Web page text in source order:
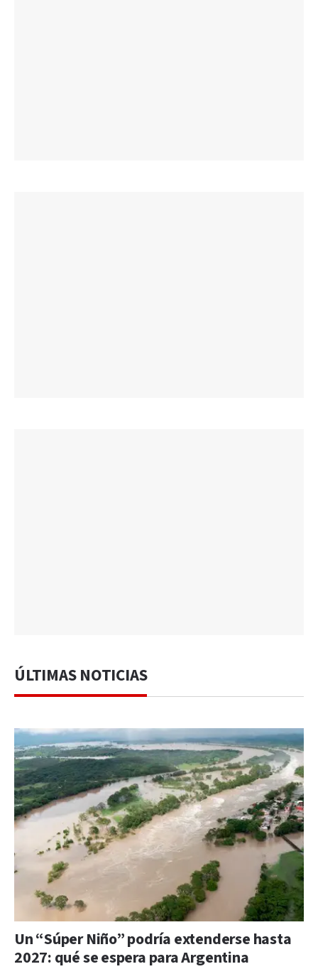
ÚLTIMAS NOTICIAS
Un “Súper Niño” podría extenderse hasta
2027: qué se espera para Argentina